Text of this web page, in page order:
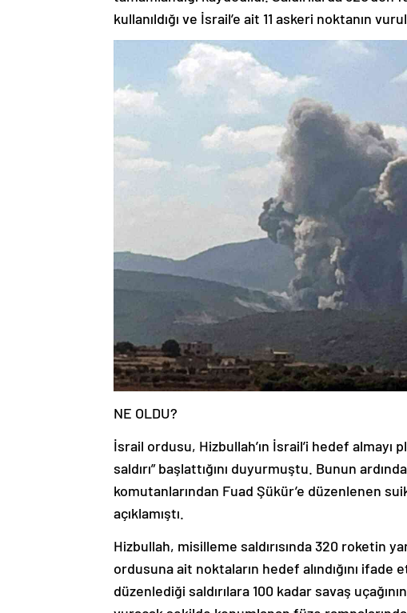
kullanıldığı ve İsrail’e ait 11 askeri noktanın
saldırı” başlattığını duyurmuştu. Bunun
komutanlarından Fuad Şükür’e düzenlenen
açıklamıştı.
ordusuna ait noktaların hedef alındığını
düzenlediği saldırılara 100 kadar savaş
vuracak şekilde konumlanan füze